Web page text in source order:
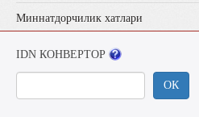
Миннатдорчилик хатлари
IDN КОНВЕРТОР
ОК